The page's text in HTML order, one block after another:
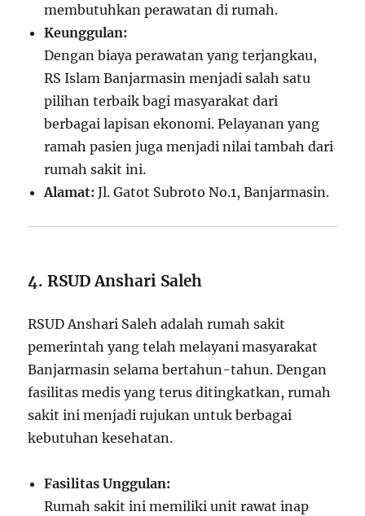
membutuhkan perawatan di rumah.
Keunggulan:
Dengan biaya perawatan yang terjangkau,
RS Islam Banjarmasin menjadi salah satu
pilihan terbaik bagi masyarakat dari
berbagai lapisan ekonomi. Pelayanan yang
ramah pasien juga menjadi nilai tambah dari
rumah sakit ini.
Alamat: Jl. Gatot Subroto No.1, Banjarmasin.
4. RSUD Anshari Saleh
RSUD Anshari Saleh adalah rumah sakit
pemerintah yang telah melayani masyarakat
Banjarmasin selama bertahun-tahun. Dengan
fasilitas medis yang terus ditingkatkan, rumah
sakit ini menjadi rujukan untuk berbagai
kebutuhan kesehatan.
Fasilitas Unggulan:
Rumah sakit ini memiliki unit rawat inap